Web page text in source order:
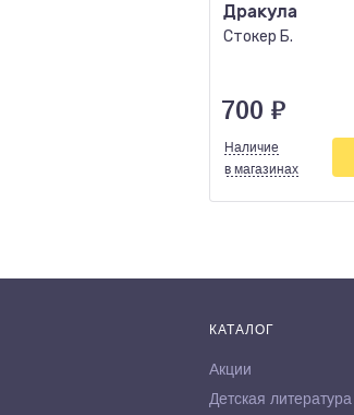
Дракула
Стокер Б.
700 ₽
Наличие
в магазинах
КАТАЛОГ
Акции
Детская литература